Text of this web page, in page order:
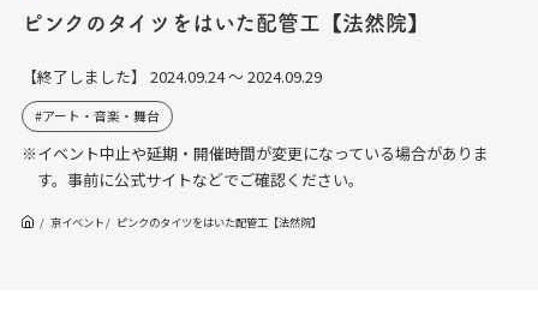
ピンクのタイツをはいた配管工【法然院】
【終了しました】 2024.09.24 ～ 2024.09.29
アート・音楽・舞台
※イベント中止や延期・開催時間が変更になっている場合がありま
す。事前に公式サイトなどでご確認ください。
京イベント ピンクのタイツをはいた配管工【法然院】